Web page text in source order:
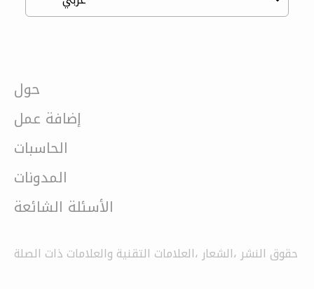
حول
إضافة عمل
الحاسبات
المدونات
الأسئلة الشائعة
حقوق النشر ،الشعار ،العلامات التقنية والعلامات ذات الصلة